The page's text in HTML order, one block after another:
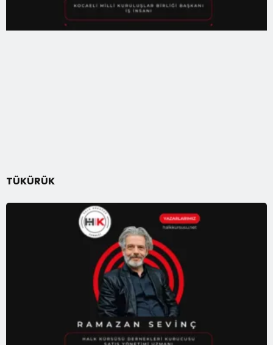
TÜKÜRÜK